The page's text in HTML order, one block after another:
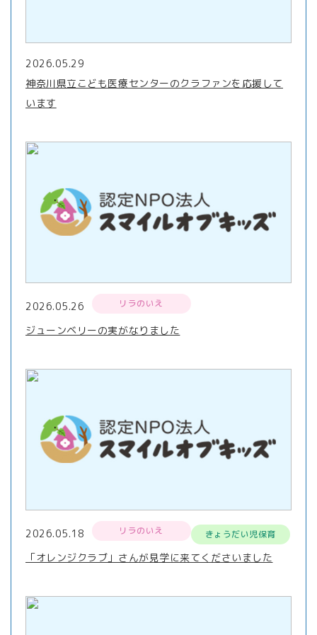
2026.05.29
神奈川県立こども医療センターのクラファンを応援して
います
2026.05.26 リラのいえ
ジューンベリーの実がなりました
2026.05.18 リラのいえ きょうだい児保育
「オレンジクラブ」さんが見学に来てくださいました